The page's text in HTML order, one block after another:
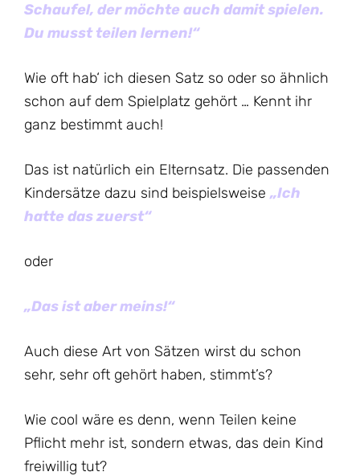
Schaufel, der möchte auch damit spielen.
Du musst teilen lernen!“
Wie oft hab‘ ich diesen Satz so oder so ähnlich
schon auf dem Spielplatz gehört … Kennt ihr
ganz bestimmt auch!
Das ist natürlich ein Elternsatz. Die passenden
Kindersätze dazu sind beispielsweise „Ich
hatte das zuerst“
oder
„Das ist aber meins!“
Auch diese Art von Sätzen wirst du schon
sehr, sehr oft gehört haben, stimmt’s?
Wie cool wäre es denn, wenn Teilen keine
Pflicht mehr ist, sondern etwas, das dein Kind
freiwillig tut?